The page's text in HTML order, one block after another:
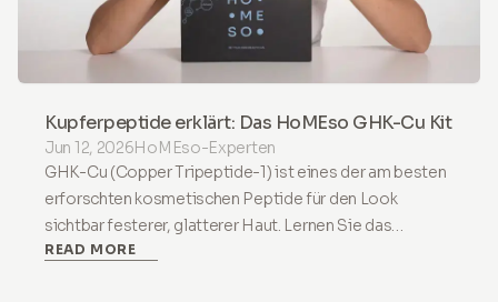
Kupferpeptide erklärt: Das HoMEso GHK-Cu Kit
Jun 12, 2026HoMEso-Experten
GHK-Cu (Copper Tripeptide-1) ist eines der am besten
erforschten kosmetischen Peptide für den Look
sichtbar festerer, glatterer Haut. Lernen Sie das
HoMEso GHK-Cu Kit für Haut und Kopfhaut kennen.
READ MORE